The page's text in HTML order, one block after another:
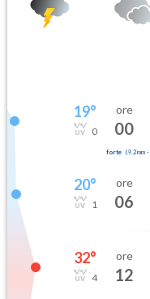
19°
0
ore
00
forte (9.2mm-
20°
1
ore
06
32°
4
ore
12